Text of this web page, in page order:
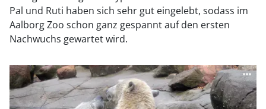
Pal und Ruti haben sich sehr gut eingelebt, sodass im
Aalborg Zoo schon ganz gespannt auf den ersten
Nachwuchs gewartet wird.